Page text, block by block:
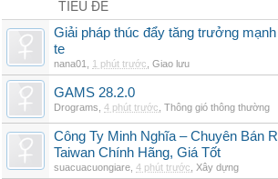
TIÊU ĐỀ
Giải pháp thúc đẩy tăng trưởng
te
nana01 1 phút trước Giao lưu
GAMS 28.2.0
Drograms 4 phút trước Thông gió thông thường
Công Ty Minh Nghĩa – Chuyên Bán
Taiwan Chính Hãng, Giá Tốt
suacuacuongiare 4 phút trước Xây dựng